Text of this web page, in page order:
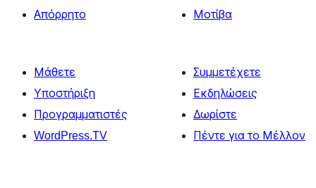
Απόρρητο
Μοτίβα
Μάθετε
Υποστήριξη
Προγραμματιστές
WordPress.TV
Συμμετέχετε
Εκδηλώσεις
Δωρίστε
Πέντε για το Μέλλον